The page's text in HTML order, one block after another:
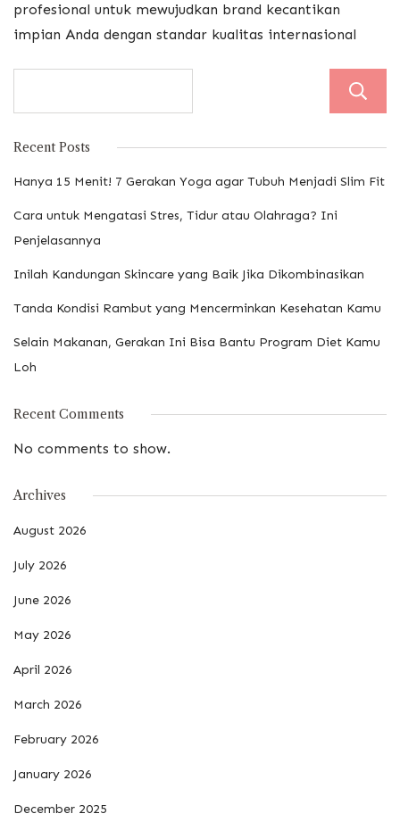
profesional untuk mewujudkan brand kecantikan
impian Anda dengan standar kualitas internasional
Recent Posts
Hanya 15 Menit! 7 Gerakan Yoga agar Tubuh Menjadi Slim Fit
Cara untuk Mengatasi Stres, Tidur atau Olahraga? Ini
Penjelasannya
Inilah Kandungan Skincare yang Baik Jika Dikombinasikan
Tanda Kondisi Rambut yang Mencerminkan Kesehatan Kamu
Selain Makanan, Gerakan Ini Bisa Bantu Program Diet Kamu
Loh
Recent Comments
No comments to show.
Archives
August 2026
July 2026
June 2026
May 2026
April 2026
March 2026
February 2026
January 2026
December 2025